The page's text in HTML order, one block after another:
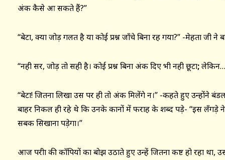
अंक कैसे आ सकते हैं?”
“बेटा, क्या जोड़ गलत है या कोई प्रश्न जाँचे बिना रह गया?” -मेहता जी ने
“नही सर, जोड़ तो सही है। कोई प्रश्न बिना अंक दिए भी नही छूटा;
“बेटा! जितना लिखा उस पर ही तो अंक मिलेंगे न।” -कहते हुए उन्होंने
बाहर निकल ही रहे थे कि उनके कानों में फराह के शब्द पड़े- “इस
सबक सिखाना पड़ेगा।”
आज परीक्षा की कॉपियों का बोझ उठाते हुए उन्हें जितना कष्ट हो रहा